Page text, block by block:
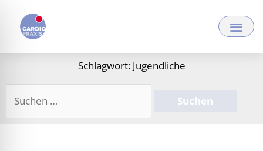
Inhalt
springen
Schlagwort: Jugendliche